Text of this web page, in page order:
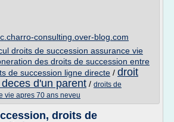
consulting.over-blog.com
droits de succession assurance vie
des droits de succession entre
de succession ligne directe / droit
d'un parent / droits de
vie apres 70 ans neveu
droits de